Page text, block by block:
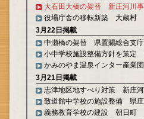
大石田大橋の架替 新庄河川
役場庁舎の移転新築 大蔵村
3月22日掲載
中瀬橋の架替 県置賜総合支庁
小中学校施設整備方針を策定
かみのやま温泉インター産業
3月21日掲載
志津地区地すべり対策 新庄
致道館中学校の施設整備 県
義務教育学校の建設 朝日町